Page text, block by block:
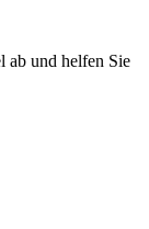
ab und helfen Sie